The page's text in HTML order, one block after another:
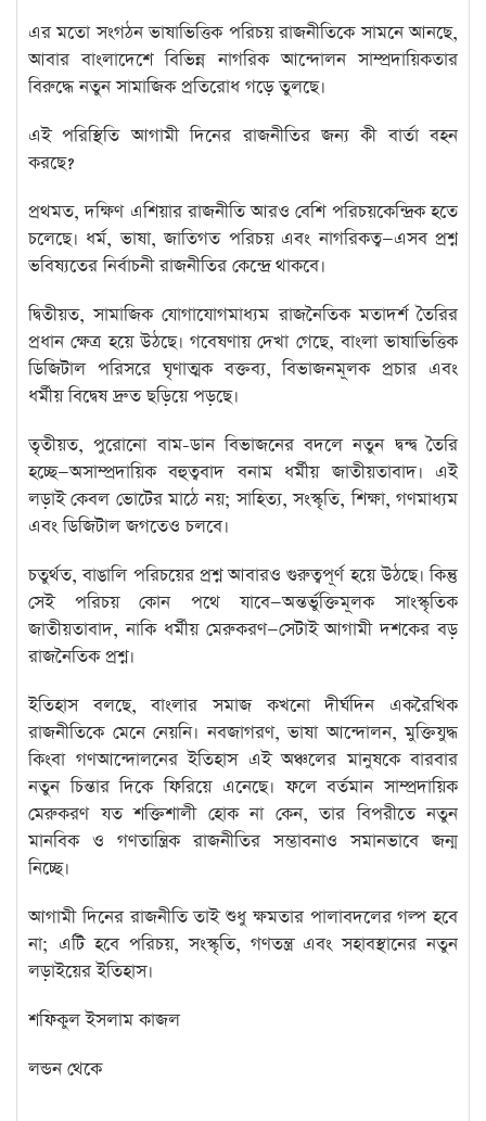
এর মতো সংগঠন ভাষাভিত্তিক পরিচয় রাজনীতিকে সামনে আনছে,
আবার বাংলাদেশে বিভিন্ন নাগরিক আন্দোলন সাম্প্রদায়িকতার
বিরুদ্ধে নতুন সামাজিক প্রতিরোধ গড়ে তুলছে।
এই পরিস্থিতি আগামী দিনের রাজনীতির জন্য কী বার্তা বহন
করছে?
প্রথমত, দক্ষিণ এশিয়ার রাজনীতি আরও বেশি পরিচয়কেন্দ্রিক হতে
চলেছে। ধর্ম, ভাষা, জাতিগত পরিচয় এবং নাগরিকত্ব—এসব প্রশ্ন
ভবিষ্যতের নির্বাচনী রাজনীতির কেন্দ্রে থাকবে।
দ্বিতীয়ত, সামাজিক যোগাযোগমাধ্যম রাজনৈতিক মতাদর্শ তৈরির
প্রধান ক্ষেত্র হয়ে উঠছে। গবেষণায় দেখা গেছে, বাংলা ভাষাভিত্তিক
ডিজিটাল পরিসরে ঘৃণাত্মক বক্তব্য, বিভাজনমূলক প্রচার এবং
ধর্মীয় বিদ্বেষ দ্রুত ছড়িয়ে পড়ছে।
তৃতীয়ত, পুরোনো বাম-ডান বিভাজনের বদলে নতুন দ্বন্দ্ব তৈরি
হচ্ছে—অসাম্প্রদায়িক বহুত্ববাদ বনাম ধর্মীয় জাতীয়তাবাদ। এই
লড়াই কেবল ভোটের মাঠে নয়; সাহিত্য, সংস্কৃতি, শিক্ষা, গণমাধ্যম
এবং ডিজিটাল জগতেও চলবে।
চতুর্থত, বাঙালি পরিচয়ের প্রশ্ন আবারও গুরুত্বপূর্ণ হয়ে উঠছে। কিন্তু
সেই পরিচয় কোন পথে যাবে—অন্তর্ভুক্তিমূলক সাংস্কৃতিক
জাতীয়তাবাদ, নাকি ধর্মীয় মেরুকরণ—সেটাই আগামী দশকের বড়
রাজনৈতিক প্রশ্ন।
ইতিহাস বলছে, বাংলার সমাজ কখনো দীর্ঘদিন একরৈখিক
রাজনীতিকে মেনে নেয়নি। নবজাগরণ, ভাষা আন্দোলন, মুক্তিযুদ্ধ
কিংবা গণআন্দোলনের ইতিহাস এই অঞ্চলের মানুষকে বারবার
নতুন চিন্তার দিকে ফিরিয়ে এনেছে। ফলে বর্তমান সাম্প্রদায়িক
মেরুকরণ যত শক্তিশালী হোক না কেন, তার বিপরীতে নতুন
মানবিক ও গণতান্ত্রিক রাজনীতির সম্ভাবনাও সমানভাবে জন্ম
নিচ্ছে।
আগামী দিনের রাজনীতি তাই শুধু ক্ষমতার পালাবদলের গল্প হবে
না; এটি হবে পরিচয়, সংস্কৃতি, গণতন্ত্র এবং সহাবস্থানের নতুন
লড়াইয়ের ইতিহাস।
শফিকুল ইসলাম কাজল
লন্ডন থেকে